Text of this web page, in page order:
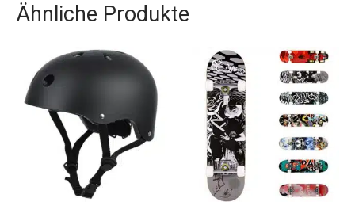
Ähnliche Produkte